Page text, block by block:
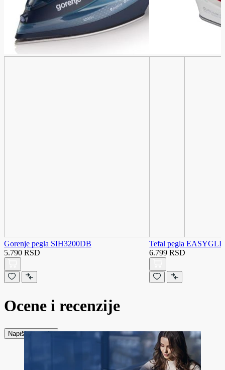
Gorenje pegla SIH3200DB
5.790 RSD
Tefal pegla
6.799 RSD
Ocene i recenzije
Napiši recenziju